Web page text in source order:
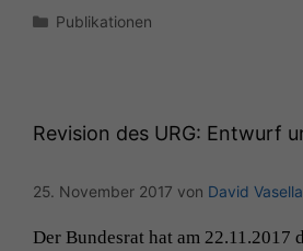
Kategorien
Publikationen
Revision des URG: Entwurf
25. November 2017 von David Vasella
Der Bun­desrat hat am 22.11.2017